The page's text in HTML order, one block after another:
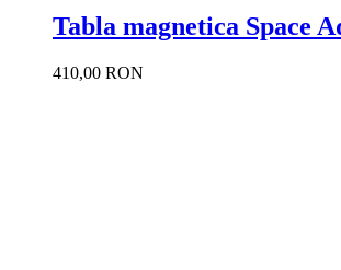
Tabla magnetica Space
410,00 RON